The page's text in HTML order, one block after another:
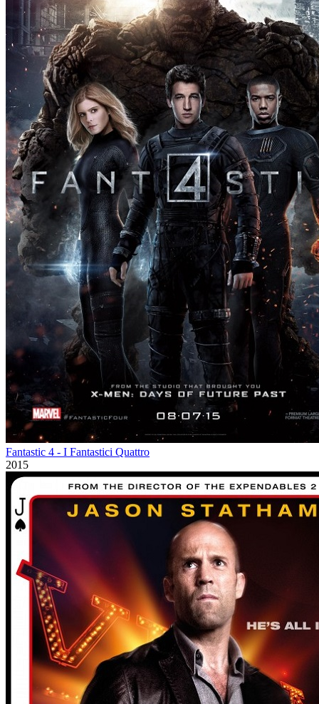
Fantastic 4 - I Fantastici Quattro
2015